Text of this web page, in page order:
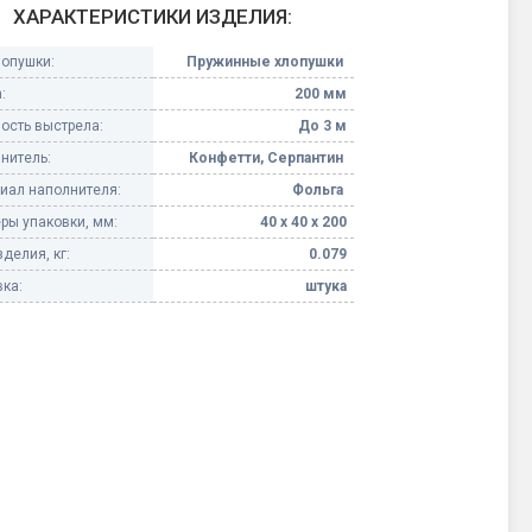
Небесные фонарики
Оборудование для
Елочные гирлянды
ХАРАКТЕРИСТИКИ ИЗДЕЛИЯ:
Пружинные хлопушки
200 мм
выстрела:
До 3 м
Конфетти, Серпантин
наполнителя:
Фольга
упаковки, мм:
40 х 40 х 200
кг:
0.079
штука